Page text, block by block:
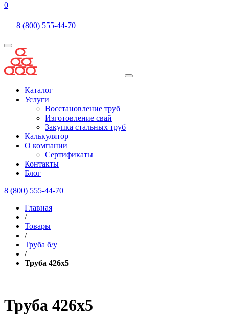
0
8 (800) 555-44-70
Каталог
Услуги
Восстановление труб
Изготовление свай
Закупка стальных труб
Калькулятор
О компании
Сертификаты
Контакты
Блог
8 (800) 555-44-70
Главная
/
Товары
/
Труба б/у
/
Труба 426х5
Труба 426х5